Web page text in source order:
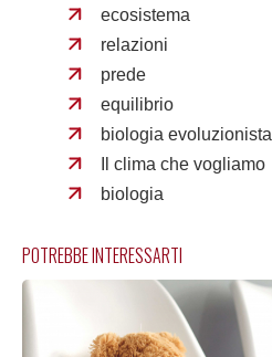
ecosistema
relazioni
prede
equilibrio
biologia evoluzionista
Il clima che vogliamo
biologia
POTREBBE INTERESSARTI